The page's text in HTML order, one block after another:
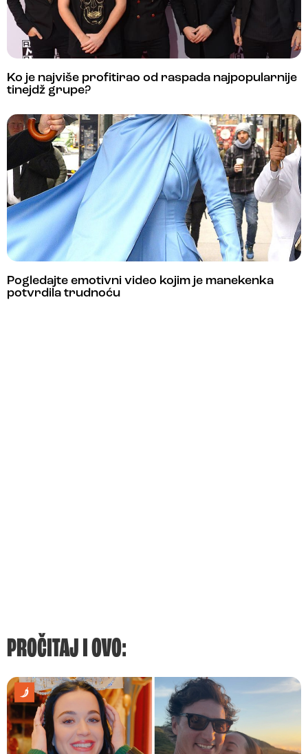
Ko je najviše profitirao od raspada najpopularnije
tinejdž grupe?
Pogledajte emotivni video kojim je manekenka
potvrdila trudnoću
PROČITAJ I OVO: